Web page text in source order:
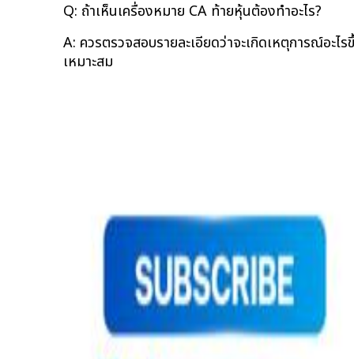
Q: ถ้าเห็นเครื่องหมาย CA ท้ายหุ้นต้องทำอะไร?
A: ควรตรวจสอบรายละเอียดว่าจะเกิดเหตุการณ์อ
เหมาะสม